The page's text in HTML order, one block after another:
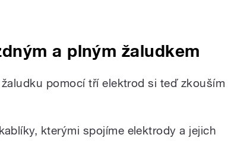
a plným žaludkem
pomocí tří elektrod si teď zkouším
kterými spojíme elektrody a jejich